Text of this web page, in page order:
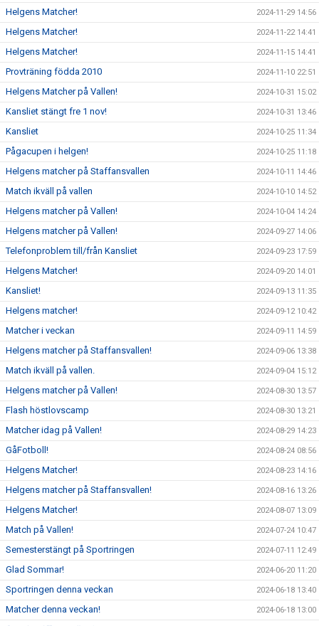
Helgens Matcher! 2024-11-29 14:56
Helgens Matcher! 2024-11-22 14:41
Helgens Matcher! 2024-11-15 14:41
Provträning födda 2010 2024-11-10 22:51
Helgens Matcher på Vallen! 2024-10-31 15:02
Kansliet stängt fre 1 nov! 2024-10-31 13:46
Kansliet 2024-10-25 11:34
Pågacupen i helgen! 2024-10-25 11:18
Helgens matcher på Staffansvallen 2024-10-11 14:46
Match ikväll på vallen 2024-10-10 14:52
Helgens matcher på Vallen! 2024-10-04 14:24
Helgens matcher på Vallen! 2024-09-27 14:06
Telefonproblem till/från Kansliet 2024-09-23 17:59
Helgens Matcher! 2024-09-20 14:01
Kansliet! 2024-09-13 11:35
Helgens matcher! 2024-09-12 10:42
Matcher i veckan 2024-09-11 14:59
Helgens matcher på Staffansvallen! 2024-09-06 13:38
Match ikväll på vallen. 2024-09-04 15:12
Helgens matcher på Vallen! 2024-08-30 13:57
Flash höstlovscamp 2024-08-30 13:21
Matcher idag på Vallen! 2024-08-29 14:23
GåFotboll! 2024-08-24 08:56
Helgens Matcher! 2024-08-23 14:16
Helgens matcher på Staffansvallen! 2024-08-16 13:26
Helgens Matcher! 2024-08-07 13:09
Match på Vallen! 2024-07-24 10:47
Semesterstängt på Sportringen 2024-07-11 12:49
Glad Sommar! 2024-06-20 11:20
Sportringen denna veckan 2024-06-18 13:40
Matcher denna veckan! 2024-06-18 13:00